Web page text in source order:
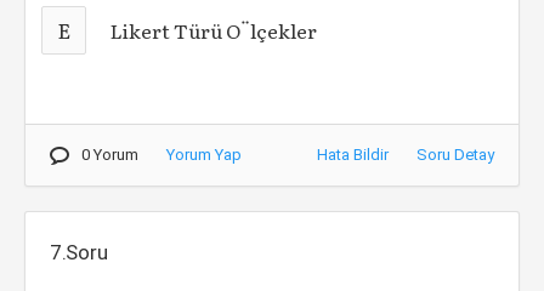
E Likert Türü O¨lçekler
0 Yorum Yorum Yap Hata Bildir Soru Detay
7.Soru